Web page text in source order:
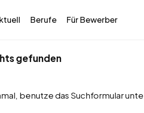
Berufe Für Bewerber
gefunden
benutze das Suchformular